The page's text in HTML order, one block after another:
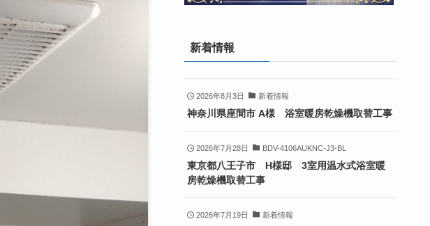
新着情報
2026年8月3日 新着情報
神奈川県座間市 A様 浴室暖房乾燥機取替工事
2026年7月28日 BDV-4106AUKNC-J3-BL
東京都八王子市 H様邸 3室用温水式浴室暖
房乾燥機取替工事
2026年7月19日 新着情報